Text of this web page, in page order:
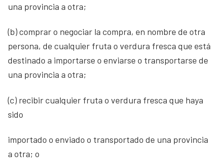
una provincia a otra;
(b) comprar o negociar la compra, en nombre de otra
persona, de cualquier fruta o verdura fresca que está
destinado a importarse o enviarse o transportarse de
una provincia a otra;
(c) recibir cualquier fruta o verdura fresca que haya
sido
importado o enviado o transportado de una provincia
a otra; o